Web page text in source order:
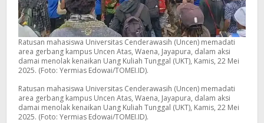
Ratusan mahasiswa Universitas Cenderawasih (Uncen) memadati
area gerbang kampus Uncen Atas, Waena, Jayapura, dalam aksi
damai menolak kenaikan Uang Kuliah Tunggal (UKT), Kamis, 22 Mei
2025. (Foto: Yermias Edowai/TOMEI.ID).
Ratusan mahasiswa Universitas Cenderawasih (Uncen) memadati
area gerbang kampus Uncen Atas, Waena, Jayapura, dalam aksi
damai menolak kenaikan Uang Kuliah Tunggal (UKT), Kamis, 22 Mei
2025. (Foto: Yermias Edowai/TOMEI.ID).